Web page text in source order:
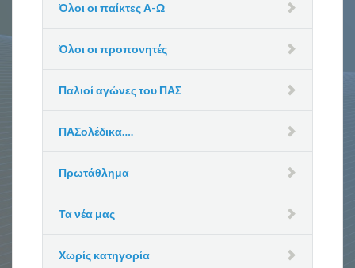
Όλοι οι παίκτες Α-Ω
Όλοι οι προπονητές
Παλιοί αγώνες του ΠΑΣ
ΠΑΣολέδικα….
Πρωτάθλημα
Τα νέα μας
Χωρίς κατηγορία